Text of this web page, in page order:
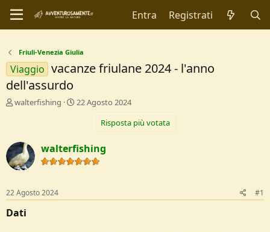
Entra Registrati
Friuli-Venezia Giulia
Viaggio vacanze friulane 2024 - l'anno
dell'assurdo
C
t
o
r
D
i
s
walterfishing
D
d
i
I
z
22 Agosto 2024
Risposta più votata
walterfishing
22 Agosto 2024 #1
Dati